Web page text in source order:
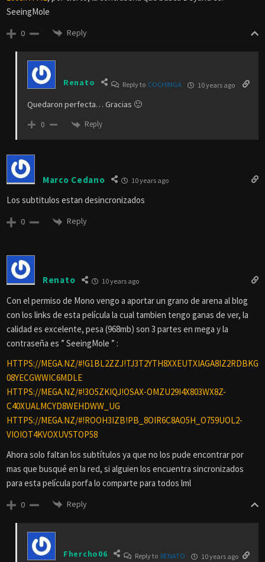
SeeingMole
0 Reply
Renato Reply to COCHINGA 10 years ago
Quedaron perfecta… Gracias 🙂
0 Reply
Marco Cedano 10 years ago
Los subtitulos estan desincronizados
0 Reply
Renato 10 years ago
Con el permiso de Mono vengo a aportar un grano de arena al blog
con los links de esta película la cual tambien tengo ganas de ver, la
calidad es excelente, pesa (968mb) son 3 partes en mega y la
contraseña es ” SeeingMole ” :
HTTPS://MEGA.NZ/#!G1BL2ZZJ!TJ3T2YTH8XXEUTXIAGA8IZ2RDBKG
08YECGWWIC6MDLE
HTTPS://MEGA.NZ/#!3O5ZKIQJ!OSAX-OMZU29I4X803WX8Z-
C40XUALMCYD8WEHDWW_UG
HTTPS://MEGA.NZ/#!ROOH3IZB!PB_8OIR6C8AO5H_O759UOL2-
VIOIOT4KVOXUV5TOP58
Ahora solo faltan los subtítulos ya que no los pude encontrar por
mas que busqué en la red, si alguien los encuentra sincronizados
para esta película porfa lo comparte para todos lml
0 Reply
Fhercho06 Reply to RENATO 10 years ago